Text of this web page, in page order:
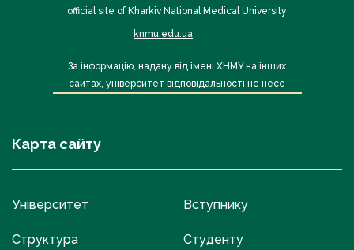
official site of Kharkiv National Medical University
knmu.edu.ua
За інформацію, надану від імені ХНМУ на інших
сайтах, університет відповідальності не несе
Карта сайту
Університет
Структура
Вступнику
Студенту